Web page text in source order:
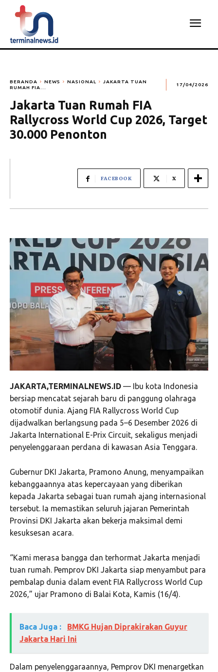
BERANDA NEWS NASIONAL
JAKARTA TUAN
RUMAH FIA...
17/04/2026
Jakarta Tuan Rumah FIA
Rallycross World Cup 2026, Target
30.000 Penonton
FACEBOOK X
JAKARTA,TERMINALNEWS.ID — Ibu kota Indonesia
bersiap mencatat sejarah baru di panggung olahraga
otomotif dunia. Ajang FIA Rallycross World Cup
dijadwalkan berlangsung pada 5–6 Desember 2026 di
Jakarta International E-Prix Circuit, sekaligus menjadi
penyelenggaraan perdana di kawasan Asia Tenggara.
Gubernur DKI Jakarta, Pramono Anung, menyampaikan
kebanggaannya atas kepercayaan yang diberikan
kepada Jakarta sebagai tuan rumah ajang internasional
tersebut. Ia memastikan seluruh jajaran Pemerintah
Provinsi DKI Jakarta akan bekerja maksimal demi
kesuksesan acara.
“Kami merasa bangga dan terhormat Jakarta menjadi
tuan rumah. Pemprov DKI Jakarta siap menyambut para
pembalap dunia dalam event FIA Rallycross World Cup
2026,” ujar Pramono di Balai Kota, Kamis (16/4).
Baca Juga :
BMKG Hujan Diprakirakan Guyur
Jakarta Hari Ini
Dalam penyelenggaraannya, Pemprov DKI menargetkan